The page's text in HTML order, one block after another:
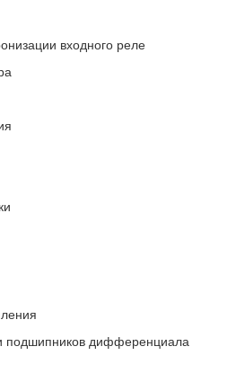
входного реле
подшипников дифференциала